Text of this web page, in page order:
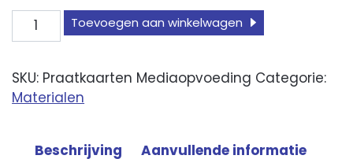
Praatkaarten
mediaopvoeding
Toevoegen aan winkelwagen
SKU: Praatkaarten Mediaopvoeding Categorie:
Materialen
Beschrijving Aanvullende informatie